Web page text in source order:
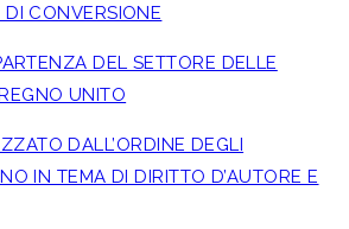
DI CONVERSIONE
DEL SETTORE DELLE
UNITO
DALL’ORDINE DEGLI
IN TEMA DI DIRITTO D’AUTORE E